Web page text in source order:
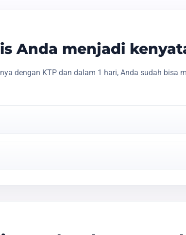
Anda menjadi
dengan KTP dan dalam 1 hari, Anda sudah bisa